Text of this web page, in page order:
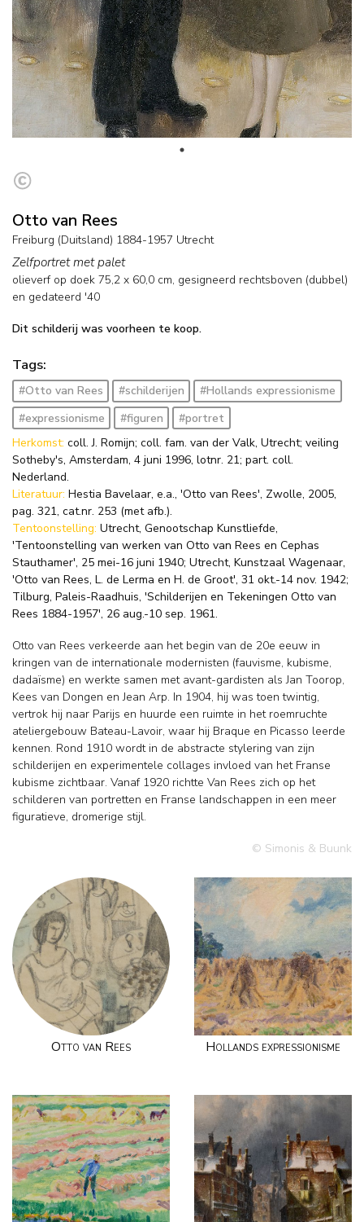
Otto van Rees
Freiburg (Duitsland) 1884-1957 Utrecht
Zelfportret met palet
olieverf op doek 75,2 x 60,0 cm, gesigneerd rechtsboven (dubbel)
en gedateerd '40
Dit schilderij was voorheen te koop.
Tags:
#Otto van Rees #schilderijen
#Hollands expressionisme
#expressionisme
#figuren
#portret
Herkomst: coll. J. Romijn; coll. fam. van der Valk, Utrecht; veiling
Sotheby's, Amsterdam, 4 juni 1996, lotnr. 21; part. coll.
Nederland.
Literatuur: Hestia Bavelaar, e.a., 'Otto van Rees', Zwolle, 2005,
pag. 321, cat.nr. 253 (met afb.).
Tentoonstelling: Utrecht, Genootschap Kunstliefde,
'Tentoonstelling van werken van Otto van Rees en Cephas
Stauthamer', 25 mei-16 juni 1940; Utrecht, Kunstzaal Wagenaar,
'Otto van Rees, L. de Lerma en H. de Groot', 31 okt.-14 nov. 1942;
Tilburg, Paleis-Raadhuis, 'Schilderijen en Tekeningen Otto van
Rees 1884-1957', 26 aug.-10 sep. 1961.
Otto van Rees verkeerde aan het begin van de 20e eeuw in
kringen van de internationale modernisten (fauvisme, kubisme,
dadaïsme) en werkte samen met avant-gardisten als Jan Toorop,
Kees van Dongen en Jean Arp. In 1904, hij was toen twintig,
vertrok hij naar Parijs en huurde een ruimte in het roemruchte
ateliergebouw Bateau-Lavoir, waar hij Braque en Picasso leerde
kennen. Rond 1910 wordt in de abstracte stylering van zijn
schilderijen en experimentele collages invloed van het Franse
kubisme zichtbaar. Vanaf 1920 richtte Van Rees zich op het
schilderen van portretten en Franse landschappen in een meer
figuratieve, dromerige stijl.
© Simonis & Buunk
Otto van Rees Hollands expressionisme